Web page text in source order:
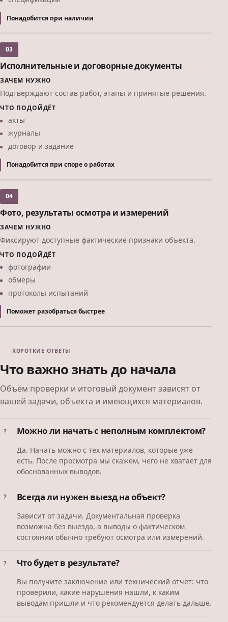
Понадобится при наличии
03
Исполнительные и договорные документы
ЗАЧЕМ НУЖНО
Подтверждают состав работ, этапы и принятые решения.
ЧТО ПОДОЙДЁТ
акты
журналы
договор и задание
Понадобится при споре о работах
04
Фото, результаты осмотра и измерений
ЗАЧЕМ НУЖНО
Фиксируют доступные фактические признаки объекта.
ЧТО ПОДОЙДЁТ
фотографии
обмеры
протоколы испытаний
Поможет разобраться быстрее
КОРОТКИЕ ОТВЕТЫ
Что важно знать до начала
Объём проверки и итоговый документ зависят от
вашей задачи, объекта и имеющихся материалов.
Можно ли начать с неполным комплектом?
Да. Начать можно с тех материалов, которые уже
есть. После просмотра мы скажем, чего не хватает для
обоснованных выводов.
Всегда ли нужен выезд на объект?
Зависит от задачи. Документальная проверка
возможна без выезда, а выводы о фактическом
состоянии обычно требуют осмотра или измерений.
Что будет в результате?
Вы получите заключение или технический отчёт: что
проверили, какие нарушения нашли, к каким
выводам пришли и что рекомендуется делать дальше.